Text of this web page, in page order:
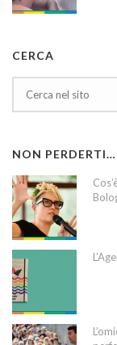
CERCA
NON PERDERTI…